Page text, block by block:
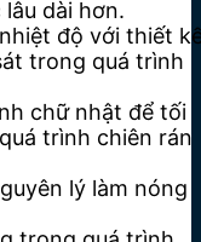
dài hơn.
độ với thiết
trong quá trình
chữ nhật để tối
trình chiên rán
lý làm nóng